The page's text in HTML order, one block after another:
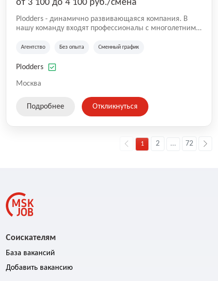
от 3 100 до 4 100 руб./смена
Plodders - динамично развивающаяся компания. В
нашу команду входят профессионалы с многолетним
на рынке аутсорсинга, а накопленный опыт позволяют
оказываемых услуг.
Агентство Без опыта Сменный график
Plodders
Москва
Подробнее Откликнуться
1 2 ... 72
Соискателям
База вакансий
Добавить вакансию